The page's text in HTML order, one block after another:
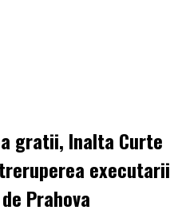
gratii, Inalta Curte
executarii
Prahova